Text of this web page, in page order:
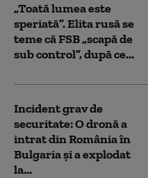
„Toată lumea este
speriată”. Elita rusă se
teme că FSB „scapă de
sub control”, după ce...
Incident grav de
securitate: O dronă a
intrat din România în
Bulgaria şi a explodat
la...